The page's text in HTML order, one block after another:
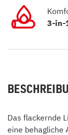
3-in-
Das flackernde
eine behagliche